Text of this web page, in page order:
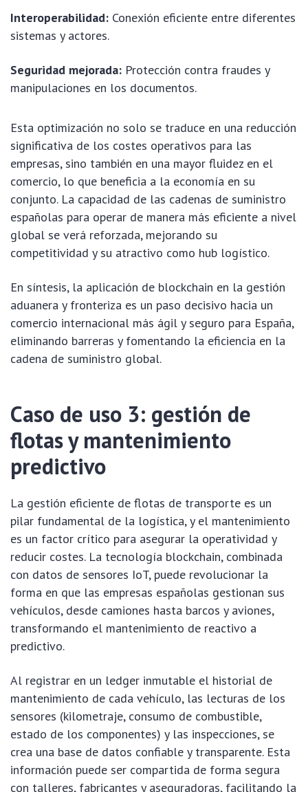
Interoperabilidad: Conexión eficiente entre diferentes
sistemas y actores.
Seguridad mejorada: Protección contra fraudes y
manipulaciones en los documentos.
Esta optimización no solo se traduce en una reducción
significativa de los costes operativos para las
empresas, sino también en una mayor fluidez en el
comercio, lo que beneficia a la economía en su
conjunto. La capacidad de las cadenas de suministro
españolas para operar de manera más eficiente a nivel
global se verá reforzada, mejorando su
competitividad y su atractivo como hub logístico.
En síntesis, la aplicación de blockchain en la gestión
aduanera y fronteriza es un paso decisivo hacia un
comercio internacional más ágil y seguro para España,
eliminando barreras y fomentando la eficiencia en la
cadena de suministro global.
Caso de uso 3: gestión de
flotas y mantenimiento
predictivo
La gestión eficiente de flotas de transporte es un
pilar fundamental de la logística, y el mantenimiento
es un factor crítico para asegurar la operatividad y
reducir costes. La tecnología blockchain, combinada
con datos de sensores IoT, puede revolucionar la
forma en que las empresas españolas gestionan sus
vehículos, desde camiones hasta barcos y aviones,
transformando el mantenimiento de reactivo a
predictivo.
Al registrar en un ledger inmutable el historial de
mantenimiento de cada vehículo, las lecturas de los
sensores (kilometraje, consumo de combustible,
estado de los componentes) y las inspecciones, se
crea una base de datos confiable y transparente. Esta
información puede ser compartida de forma segura
con talleres, fabricantes y aseguradoras, facilitando la